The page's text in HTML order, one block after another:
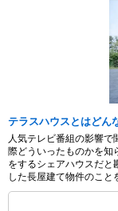
テラスハウスとはどん
人気テレビ番組の影響
際どういったものかを知
をするシェアハウスだと
した長屋建て物件のこと